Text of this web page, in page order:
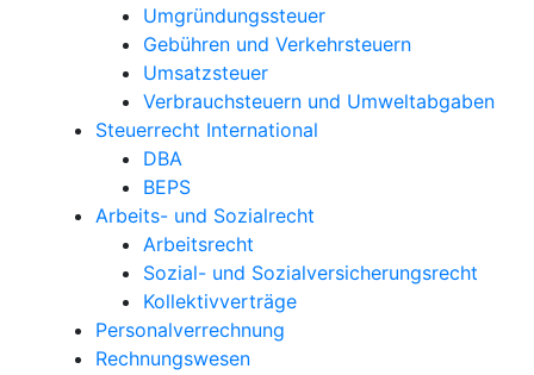
Umgründungssteuer
Gebühren und Verkehrsteuern
Umsatzsteuer
Verbrauchsteuern und Umweltabgaben
Steuerrecht International
DBA
BEPS
Arbeits- und Sozialrecht
Arbeitsrecht
Sozial- und Sozialversicherungsrecht
Kollektivverträge
Personalverrechnung
Rechnungswesen